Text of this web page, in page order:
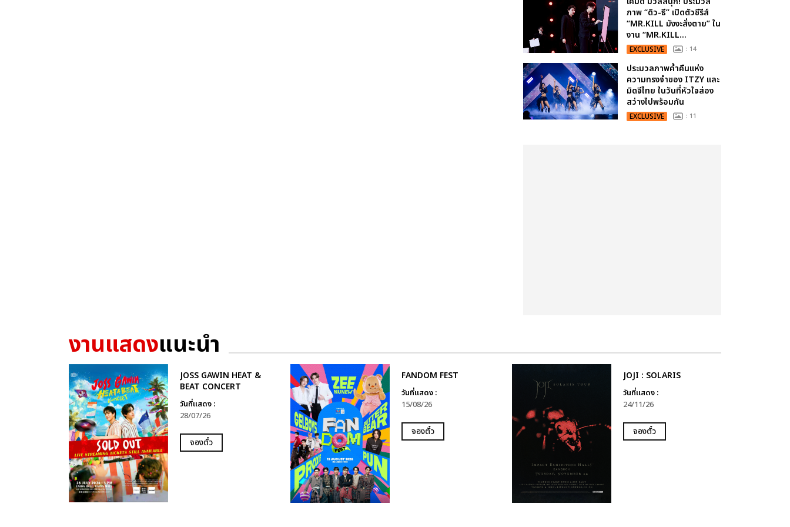
ภาพ “ดิว-ธี” เปิดตัวซีรีส์
“MR.KILL มังงะสั่งตาย” ใน
งาน “MR.KILL...
EXCLUSIVE : 14
ประมวลภาพค่ำคืนแห่ง
ความทรงจำของ ITZY และ
มิดจีไทย ในวันที่หัวใจส่อง
สว่างไปพร้อมกัน
EXCLUSIVE : 11
งานแสดงแนะนำ
JOSS GAWIN HEAT &
BEAT CONCERT
วันที่แสดง :
28/07/26
จองตั๋ว
FANDOM FEST
วันที่แสดง :
15/08/26
จองตั๋ว
JOJI : SOLARIS
วันที่แสดง :
24/11/26
จองตั๋ว